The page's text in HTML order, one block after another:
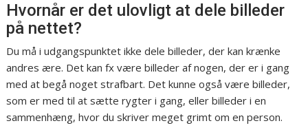
Hvornår er det ulovligt at dele billeder
på nettet?
Du må i udgangspunktet ikke dele billeder, der kan krænke
andres ære. Det kan fx være billeder af nogen, der er i gang
med at begå noget strafbart. Det kunne også være billeder,
som er med til at sætte rygter i gang, eller billeder i en
sammenhæng, hvor du skriver meget grimt om en person.